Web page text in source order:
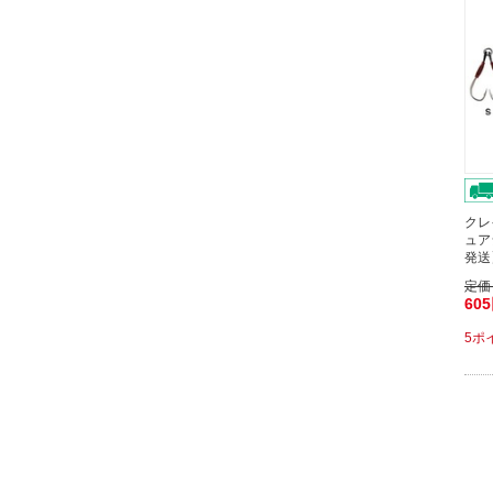
ク
ュ
発送
定
605
5ポ